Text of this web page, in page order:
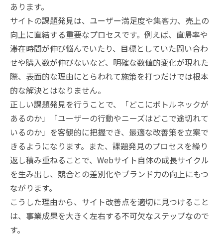
あります。
サイトの課題発見は、ユーザー満足度や集客力、売上の
向上に直結する重要なプロセスです。例えば、直帰率や
滞在時間が伸び悩んでいたり、目標としていた問い合わ
せや購入数が伸びないなど、明確な数値的変化が現れた
際、表面的な理由にとらわれて施策を打つだけでは根本
的な解決とはなりません。
正しい課題発見を行うことで、「どこにボトルネックが
あるのか」「ユーザーの行動やニーズはどこで途切れて
いるのか」を客観的に把握でき、最適な改善策を立案で
きるようになります。また、課題発見のプロセスを繰り
返し積み重ねることで、Webサイト自体の成長サイクル
を生み出し、競合との差別化やブランド力の向上にもつ
ながります。
こうした理由から、サイト改善点を適切に見つけること
は、事業成果を大きく左右する不可欠なステップなので
す。